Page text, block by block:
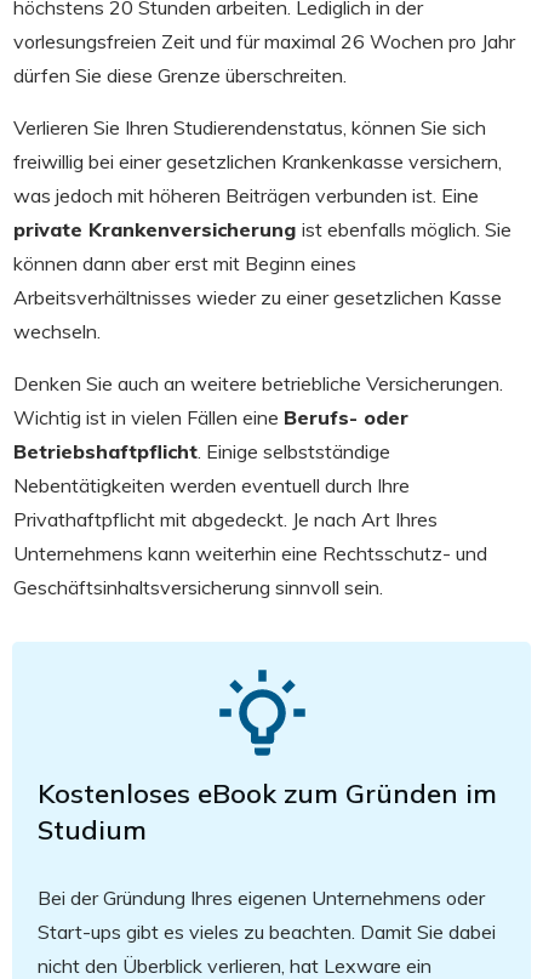
höchstens 20 Stunden arbeiten. Lediglich in der
vorlesungsfreien Zeit und für maximal 26 Wochen pro Jahr
dürfen Sie diese Grenze überschreiten.
Verlieren Sie Ihren Studierendenstatus, können Sie sich
freiwillig bei einer gesetzlichen Krankenkasse versichern,
was jedoch mit höheren Beiträgen verbunden ist. Eine
private Krankenversicherung ist ebenfalls möglich. Sie
können dann aber erst mit Beginn eines
Arbeitsverhältnisses wieder zu einer gesetzlichen Kasse
wechseln.
Denken Sie auch an weitere betriebliche Versicherungen.
Wichtig ist in vielen Fällen eine Berufs- oder
Betriebshaftpflicht. Einige selbstständige
Nebentätigkeiten werden eventuell durch Ihre
Privathaftpflicht mit abgedeckt. Je nach Art Ihres
Unternehmens kann weiterhin eine Rechtsschutz- und
Geschäftsinhaltsversicherung sinnvoll sein.
Kostenloses eBook zum Gründen im
Studium
Bei der Gründung Ihres eigenen Unternehmens oder
Start-ups gibt es vieles zu beachten. Damit Sie dabei
nicht den Überblick verlieren, hat Lexware ein